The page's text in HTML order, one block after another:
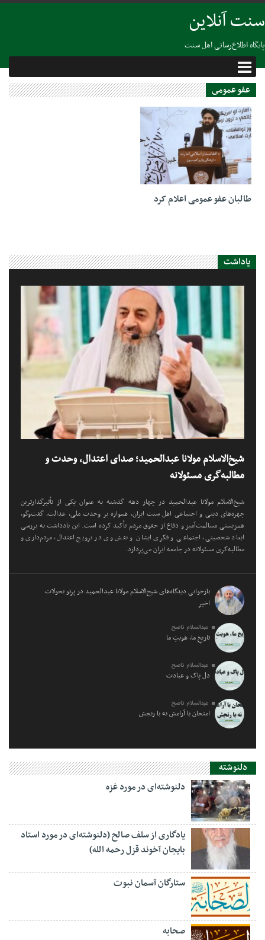
سنت آنلاین
پایگاه اطلاع‌رسانی اهل سنت
عفو عمومى
17 آگوست 2021
طالبان عفو عمومی اعلام کرد
یاداشت
شیخ‌الاسلام مولانا عبدالحمید؛ صدای اعتدال، وحدت و
مطالبه‌گری مسئولانه
شیخ‌الاسلام مولانا عبدالحمید در چهار دهه گذشته به عنوان یکی از تأثیرگذارترین
چهره‌های دینی و اجتماعی اهل سنت ایران، همواره بر وحدت ملی، عدالت، گفت‌وگو،
همزیستی مسالمت‌آمیز و دفاع از حقوق مردم تأکید کرده است. این یادداشت به بررسی
ابعاد شخصیتی، اجتماعی و فکری ایشان و نقش وی در ترویج اعتدال، مردم‌داری و
مطالبه‌گری مسئولانه در جامعه ایران می‌پردازد.
بازخوانی دیدگاه‌های شیخ‌الاسلام مولانا عبدالحمید در پرتو تحولات
اخیر
عبدالسلام ناصح
تاریخِ ما، هویتِ ما
عبدالسلام ناصح
دل پاک و عبادت
عبدالسلام ناصح
امتحان با آرامش نه با رنجش
دلنوشته
دلنوشته‌ای در مورد غزه
یادگاری از سلف صالح (دلنوشته‌ای در مورد استاد
بایجان آخوند قزل رحمه الله)
ستارگان آسمان نبوت
صحابه